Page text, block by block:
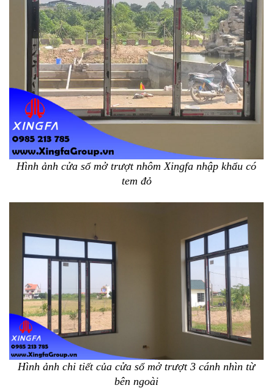
Hình ảnh cửa sổ mở trượt nhôm Xingfa nhập khẩu có
tem đỏ
Hình ảnh chi tiết của cửa sổ mở trượt 3 cánh nhìn từ
bên ngoài